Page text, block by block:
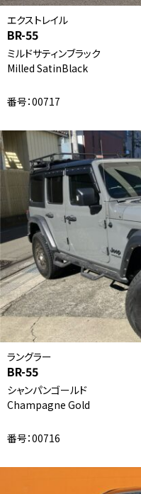
エクストレイル
BR-55
ミルドサティンブラック
Milled SatinBlack
番号：00717
ラングラー
BR-55
シャンパンゴールド
Champagne Gold
番号：00716